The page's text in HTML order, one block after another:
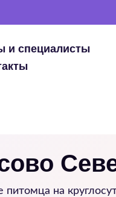
и специалисты
питомца на